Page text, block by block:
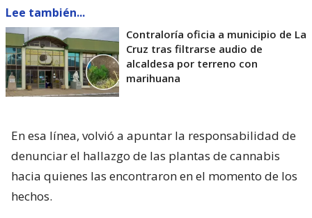
Lee también...
Contraloría oficia a municipio de La
Cruz tras filtrarse audio de
alcaldesa por terreno con
marihuana
En esa línea, volvió a apuntar la responsabilidad de
denunciar el hallazgo de las plantas de cannabis
hacia quienes las encontraron en el momento de los
hechos.